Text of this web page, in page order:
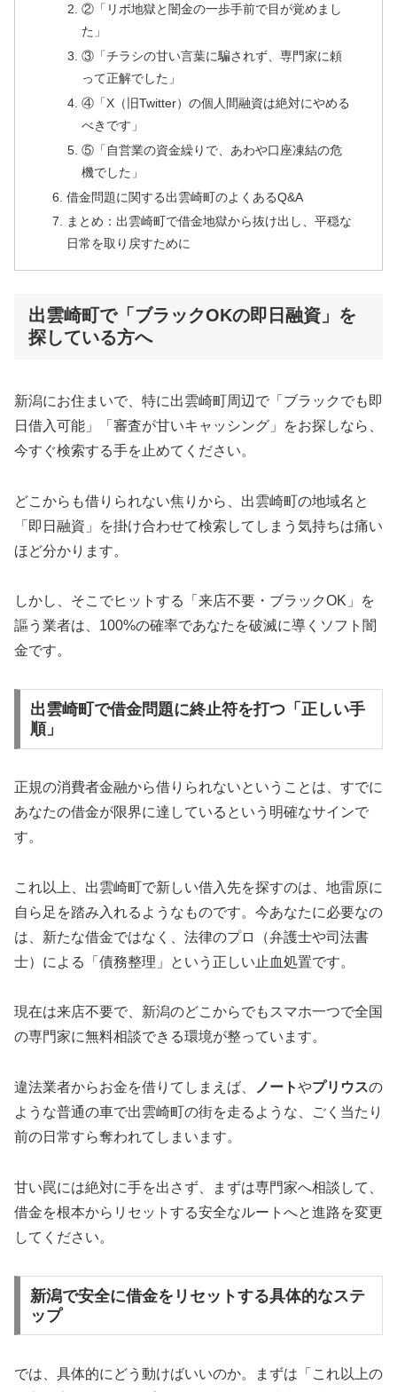
②「リボ地獄と闇金の一歩手前で目が覚めまし
た」
③「チラシの甘い言葉に騙されず、専門家に頼
って正解でした」
④「X（旧Twitter）の個人間融資は絶対にやめる
べきです」
⑤「自営業の資金繰りで、あわや口座凍結の危
機でした」
借金問題に関する出雲崎町のよくあるQ&A
まとめ：出雲崎町で借金地獄から抜け出し、平穏な
日常を取り戻すために
出雲崎町で「ブラックOKの即日融資」を
探している方へ
新潟にお住まいで、特に出雲崎町周辺で「ブラックでも即
日借入可能」「審査が甘いキャッシング」をお探しなら、
今すぐ検索する手を止めてください。
どこからも借りられない焦りから、出雲崎町の地域名と
「即日融資」を掛け合わせて検索してしまう気持ちは痛い
ほど分かります。
しかし、そこでヒットする「来店不要・ブラックOK」を
謳う業者は、100%の確率であなたを破滅に導くソフト闇
金です。
出雲崎町で借金問題に終止符を打つ「正しい手
順」
正規の消費者金融から借りられないということは、すでに
あなたの借金が限界に達しているという明確なサインで
す。
これ以上、出雲崎町で新しい借入先を探すのは、地雷原に
自ら足を踏み入れるようなものです。今あなたに必要なの
は、新たな借金ではなく、法律のプロ（弁護士や司法書
士）による「債務整理」という正しい止血処置です。
現在は来店不要で、新潟のどこからでもスマホ一つで全国
の専門家に無料相談できる環境が整っています。
違法業者からお金を借りてしまえば、 ノートやプリウスの
ような普通の車で出雲崎町の街を走るような、ごく当たり
前の日常すら奪われてしまいます。
甘い罠には絶対に手を出さず、まずは専門家へ相談して、
借金を根本からリセットする安全なルートへと進路を変更
してください。
新潟で安全に借金をリセットする具体的なステ
ップ
では、具体的にどう動けばいいのか。まずは「これ以上の